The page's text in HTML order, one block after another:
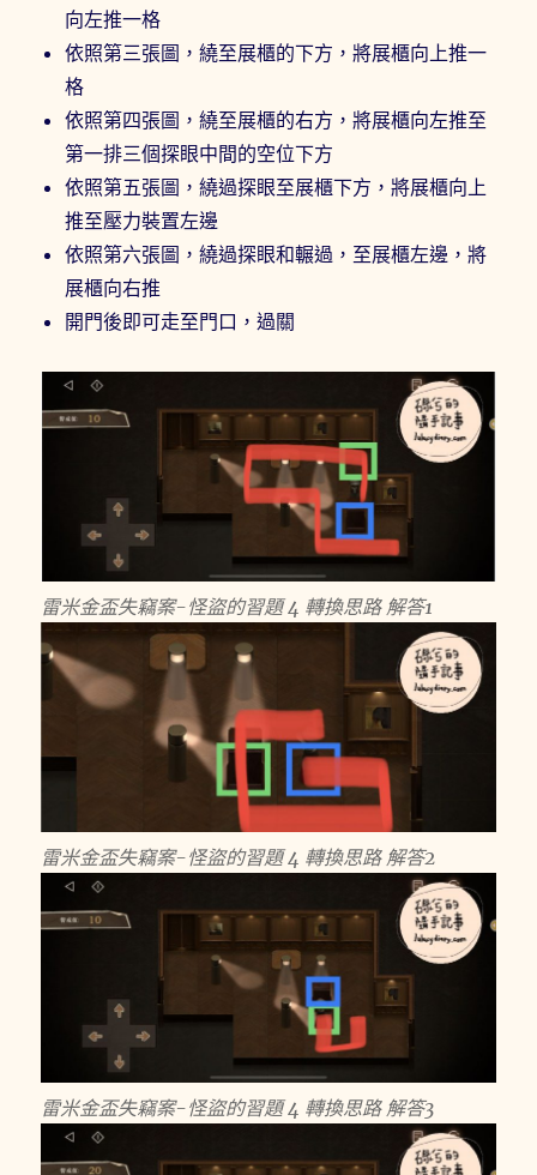
向左推一格
依照第三張圖，繞至展櫃的下方，將展櫃向上推一
格
依照第四張圖，繞至展櫃的右方，將展櫃向左推至
第一排三個探眼中間的空位下方
依照第五張圖，繞過探眼至展櫃下方，將展櫃向上
推至壓力裝置左邊
依照第六張圖，繞過探眼和輾過，至展櫃左邊，將
展櫃向右推
開門後即可走至門口，過關
雷米金盃失竊案-怪盜的習題 4 轉換思路 解答1
雷米金盃失竊案-怪盜的習題 4 轉換思路 解答2
雷米金盃失竊案-怪盜的習題 4 轉換思路 解答3